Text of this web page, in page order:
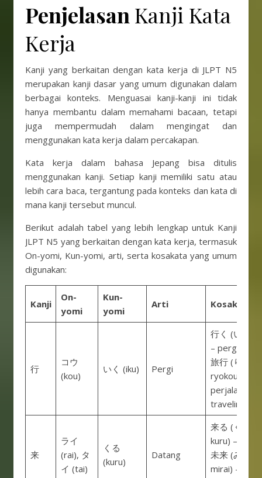
Penjelasan Kanji Kata
Kerja
Kanji yang berkaitan dengan kata kerja di JLPT N5
merupakan kanji dasar yang umum digunakan dalam
berbagai konteks. Menguasai kanji-kanji ini tidak
hanya membantu dalam memahami bacaan, tetapi
juga mempermudah dalam mengingat dan
menggunakan kata kerja dalam percakapan.
Kata kerja dalam bahasa Jepang bisa ditulis
menggunakan kanji. Setiap kanji memiliki satu atau
lebih cara baca, tergantung pada konteks dan kata di
mana kanji tersebut muncul.
Berikut adalah tabel yang lebih lengkap untuk Kanji
JLPT N5 yang berkaitan dengan kata kerja, termasuk
On-yomi, Kun-yomi, arti, serta kosakata yang umum
digunakan:
Kanji
On-
yomi
Kun-
yomi
Arti Kosakata
行
コウ
(kou)
いく (iku) Pergi
行く (いく,
– pergi
旅行 (りょこ
ryokou) –
perjalanan,
traveling
来
ライ
(rai), タ
イ (tai)
くる
(kuru)
Datang
来る (くる,
kuru) –
未来 (みらい,
mirai) –